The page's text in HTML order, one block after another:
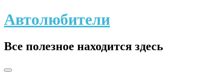
Skip
to
Автолюбители
Все полезное находится здесь